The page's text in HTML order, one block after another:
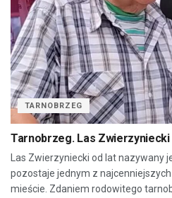
TARNOBRZEG
Tarnobrzeg. Las Zwierzyniecki
Las Zwierzyniecki od lat nazywany
pozostaje jednym z
mieście. Zdaniem rodowitego